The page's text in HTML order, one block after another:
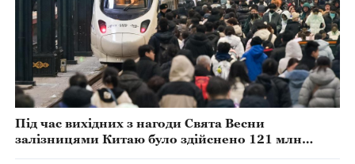
Під час вихідних з нагоди Свята Весни
залізницями Китаю було здійснено 121 млн